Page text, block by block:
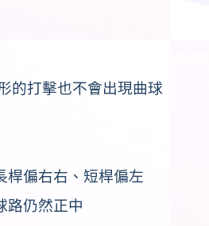
的打擊也不會出現曲球
桿偏右右、短桿偏左
路仍然正中